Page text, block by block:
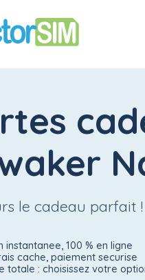
le cadeau parfait !
instantanee, 100 % en ligne
cache, paiement securise
totale : choisissez votre